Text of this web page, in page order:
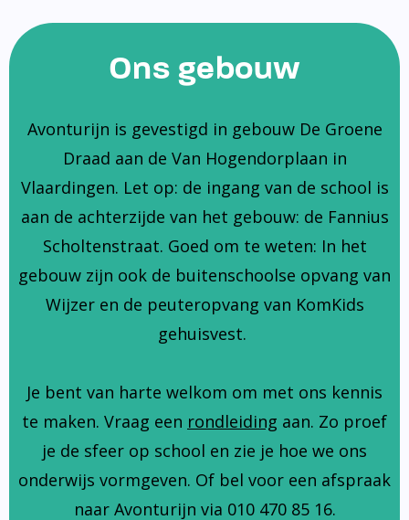
Ons gebouw
Avonturijn is gevestigd in gebouw De Groene
Draad aan de Van Hogendorplaan in
Vlaardingen. Let op: de ingang van de school is
aan de achterzijde van het gebouw: de Fannius
Scholtenstraat. Goed om te weten: In het
gebouw zijn ook de buitenschoolse opvang van
Wijzer en de peuteropvang van KomKids
gehuisvest.
Je bent van harte welkom om met ons kennis
te maken. Vraag een rondleiding aan. Zo proef
je de sfeer op school en zie je hoe we ons
onderwijs vormgeven. Of bel voor een afspraak
naar Avonturijn via 010 470 85 16.